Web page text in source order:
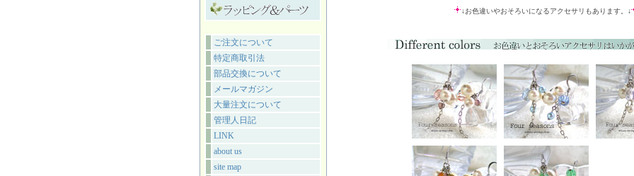
ご注文について
特定商取引法
部品交換について
メールマガジン
大量注文について
管理人日記
LINK
about us
site map
↓お色違いやおそろいになるアクセサリもあります。↓